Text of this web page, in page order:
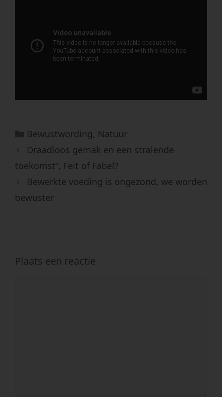
Categorieën
Bewustwording, Natuur
Draadloos gemak en een stralende
toekomst”, Feit of Fabel?
Bewerkte voeding is ongezond, we worden
bewuster
Plaats een reactie